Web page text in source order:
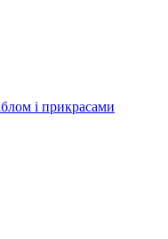
і прикрасами